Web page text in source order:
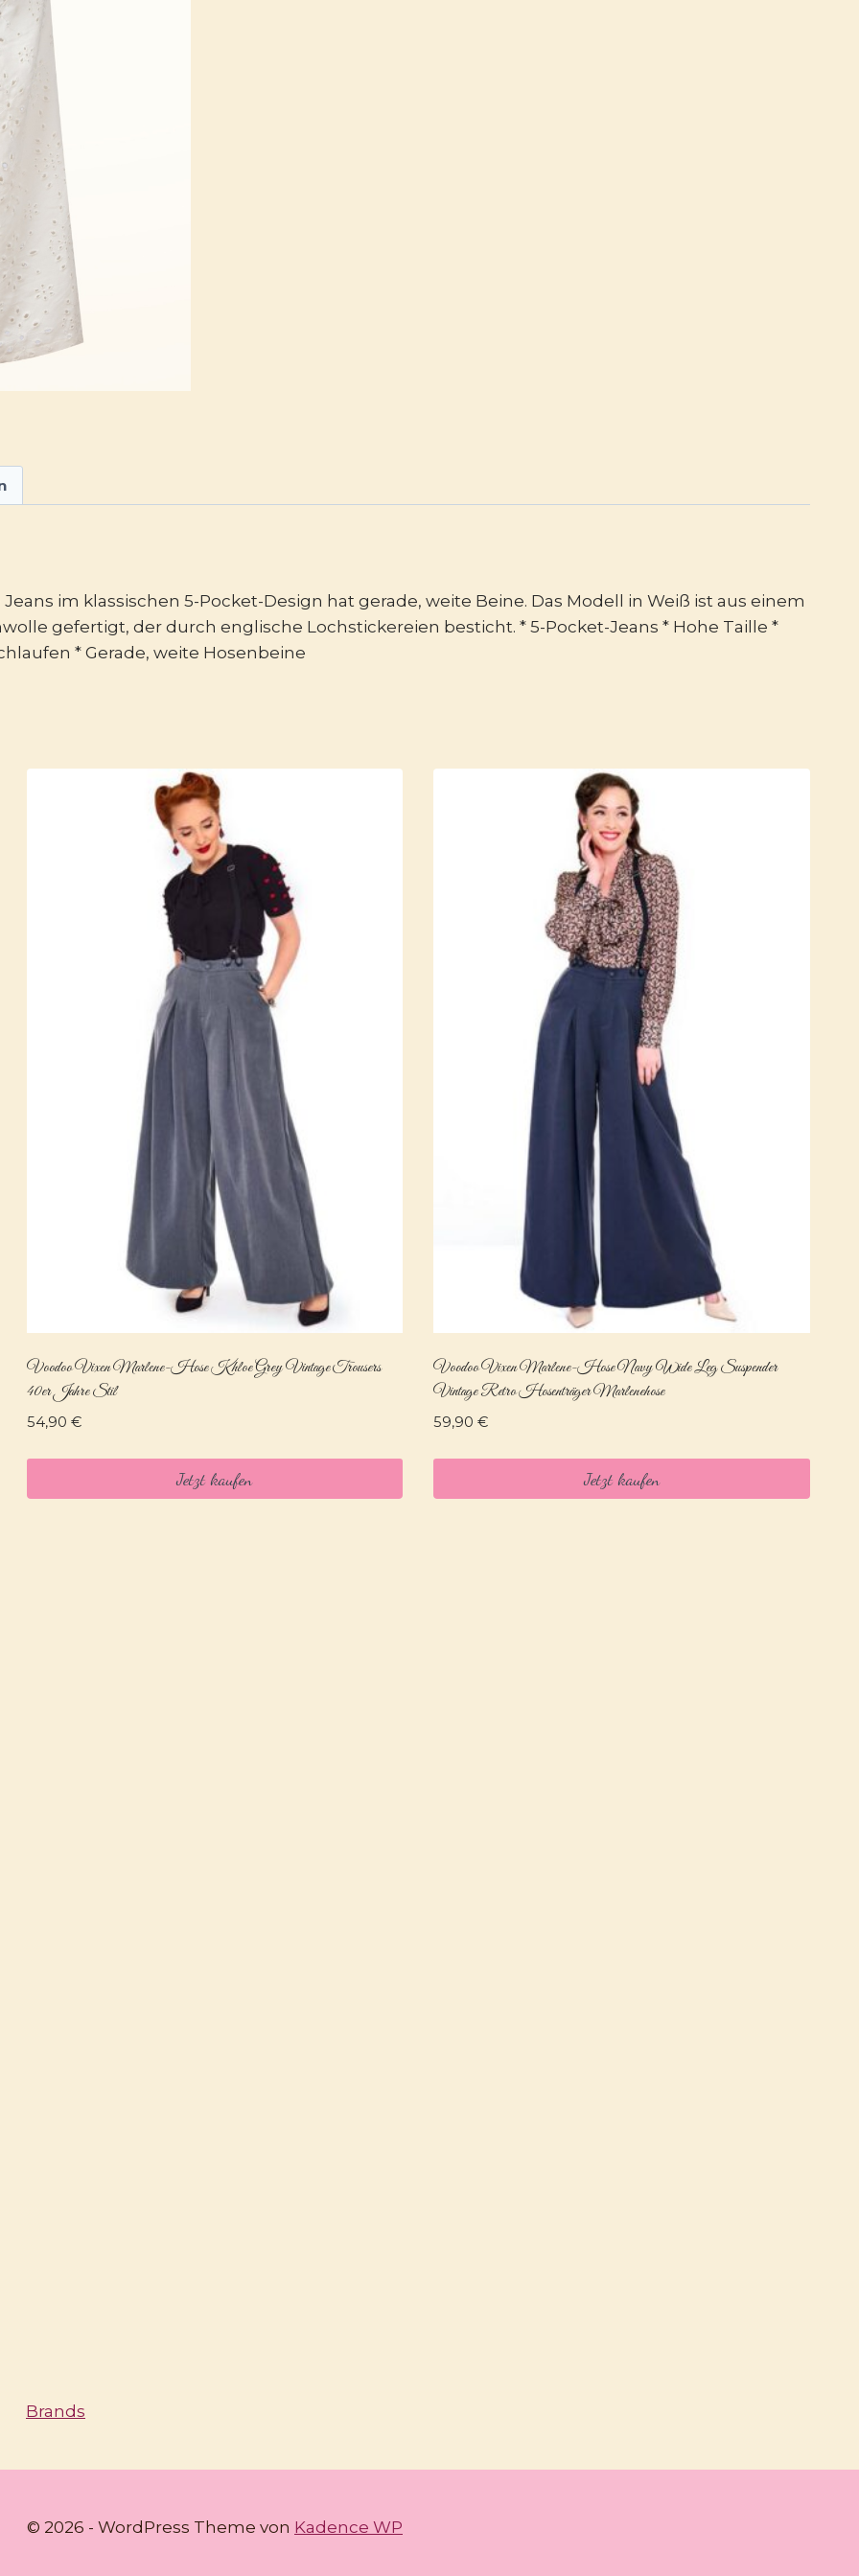
im klassischen 5-Pocket-Design hat gerade, weite Beine. Das Modell in Weiß ist aus einem
gefertigt, der durch englische Lochstickereien besticht. * 5-Pocket-Jeans * Hohe Taille *
* Gerade, weite Hosenbeine
Voodoo Vixen Marlene-Hose Khloe Grey Vintage Trousers
40er Jahre Stil
54,90 €
Jetzt kaufen
Voodoo Vixen Marlene-Hose Navy Wide Leg Suspender
Vintage Retro Hosenträger Marlenehose
59,90€
Jetzt kaufen
Brands
© 2026 - WordPress Theme von Kadence WP